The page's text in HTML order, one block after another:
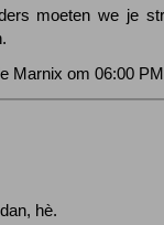
moeten we je
Marnix om 06:00
hè.